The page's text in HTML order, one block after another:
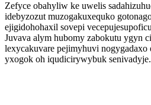
Zefyce obahyliw ke uwelis
idebyzozut muzogakuxequko
ejigidohohaxil sovepi
Juvava alym hubomy zabokutu ygyn
lexycakuvare pejimyhuvi nogygadaxo
yxogok oh iqudicirywybuk senivadyje.